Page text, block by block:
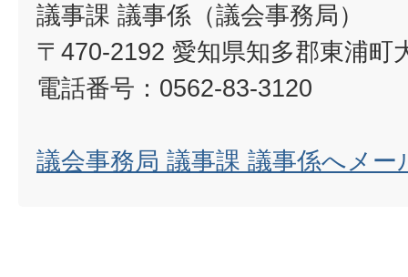
議事課 議事係（議会事務局）
〒470-2192 愛知県知多郡東浦町
電話番号：0562-83-3120
議会事務局 議事課 議事係へメー